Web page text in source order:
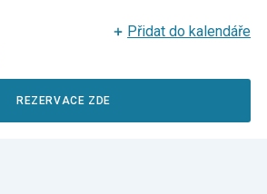
Přidat do kalendáře
REZERVACE ZDE